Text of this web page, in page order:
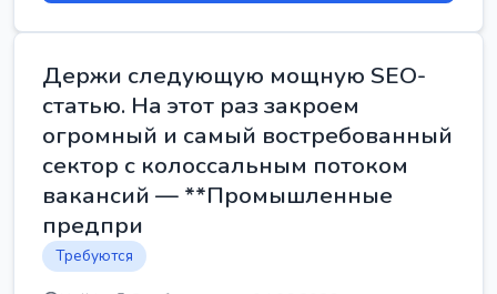
Держи следующую мощную SEO-
статью. На этот раз закроем
огромный и самый востребованный
сектор с колоссальным потоком
вакансий — **Промышленные
предпри
Требуются